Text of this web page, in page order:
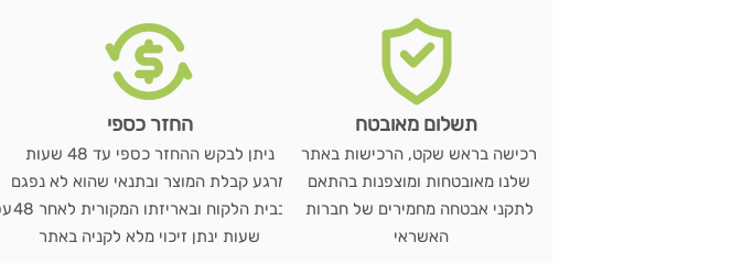
החזר כספי
ניתן לבקש ההחזר כספי עד 48 שעות
מרגע קבלת המוצר ובתנאי שהוא לא נפגם
בבית הלקוח ובאריזתו המקורית לאחר 48
שעות ינתן זיכוי מלא לקניה באתר
תשלום מאובטח
רכישה בראש שקט, הרכישות באתר
שלנו מאובטחות ומוצפנות בהתאם
לתקני אבטחה מחמירים של חברות
האשראי